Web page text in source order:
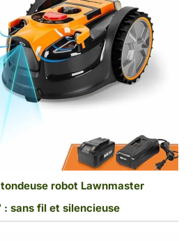
robot Lawnmaster
: sans fil et silencieuse